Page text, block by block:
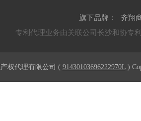
旗下品牌：
齐翔
专利代理业务由关联公司长沙和协专
权代理有限公司 ( 91430103696222970L)